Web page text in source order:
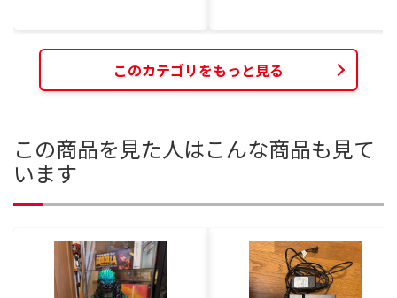
このカテゴリをもっと見る
この商品を見た人はこんな商品も見て
います